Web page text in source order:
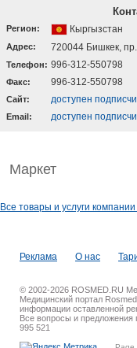
Регион: Кыргызстан
Адрес: 720044 Бишкек,
Телефон: 996-312-550798
Факс: 996-312-550798
Cайт: доступен
Email: доступен
Маркет
Все товары и услуги
Реклама О нас
© 2002-2026 ROSMED.RU
Медицинский портал
информации оставленной
Все вопросы и предложения
995 521